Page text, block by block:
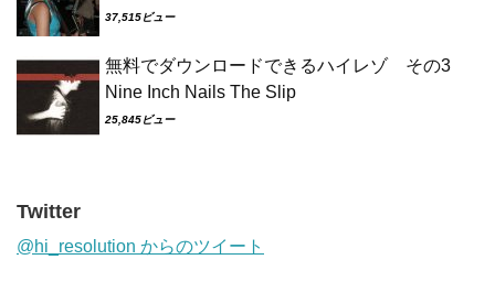
37,515ビュー
無料でダウンロードできるハイレゾ その3
Nine Inch Nails The Slip
25,845ビュー
Twitter
@hi_resolution からのツイート